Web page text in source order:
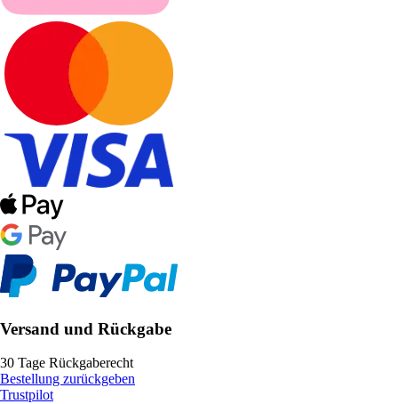
Versand und Rückgabe
30 Tage Rückgaberecht
Bestellung zurückgeben
Trustpilot